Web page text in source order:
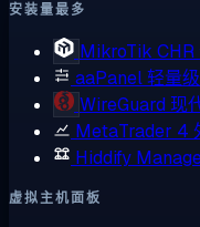
安装量最多
MikroTik CHR
aaPanel轻量
WireGuard 现
MetaTrader 4
Hiddify
虚拟主机面板